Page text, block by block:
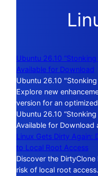
Ubuntu 26.10
Available for Download
Ubuntu 26.10
Explore new
version for an
Ubuntu 26.10
Available for Download
Linux Gets Dirty Again:
to Local Root Access
Discover the
risk of local root